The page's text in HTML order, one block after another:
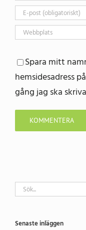
Spara mitt
hemsidesadress
gång jag ska
Sök
Senaste inläggen